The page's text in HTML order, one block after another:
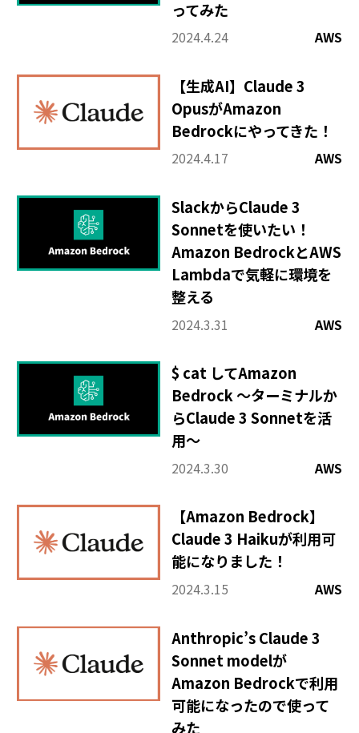
ってみた
2024.4.24 AWS
【生成AI】Claude 3
OpusがAmazon
Bedrockにやってきた！
2024.4.17 AWS
SlackからClaude 3
Sonnetを使いたい！
Amazon BedrockとAWS
Lambdaで気軽に環境を
整える
2024.3.31 AWS
$ cat してAmazon
Bedrock ～ターミナルか
らClaude 3 Sonnetを活
用～
2024.3.30 AWS
【Amazon Bedrock】
Claude 3 Haikuが利用可
能になりました！
2024.3.15 AWS
Anthropic’s Claude 3
Sonnet modelが
Amazon Bedrockで利用
可能になったので使って
みた